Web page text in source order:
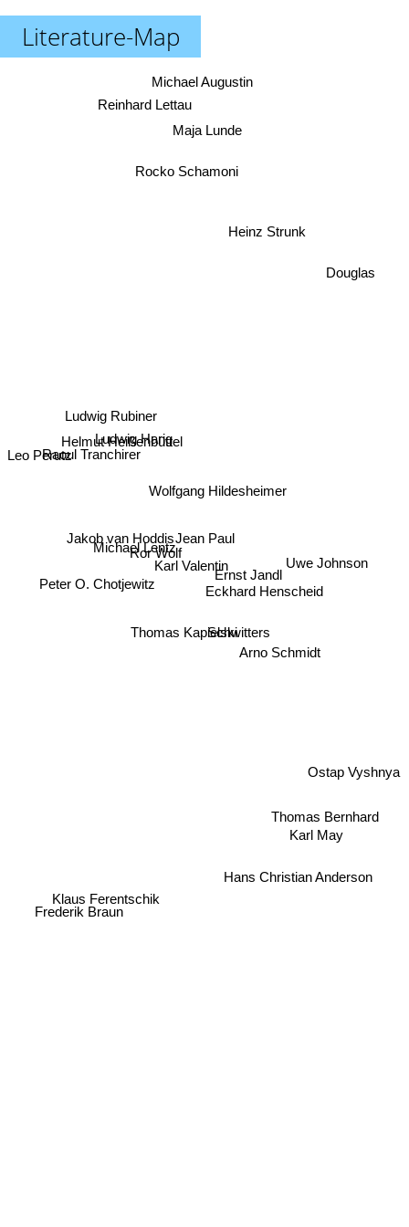
Literature-Map
Jean Paul
Karl Valentin
Schwitters
Ernst Jandl
Eckhard Henscheid
Thomas Kapielski
Ror Wolf
Arno Schmidt
Michael Lentz
Wolfgang Hildesheimer
Ludwig Harig
Jakob van Hoddis
Helmut Heißenbüttel
Karl May
Maja Lunde
Rocko Schamoni
Uwe Johnson
Peter O. Chotjewitz
Thomas Bernhard
Hans Christian Anderson
Reinhard Lettau
Michael Augustin
Raoul Tranchirer
Frederik Braun
Klaus Ferentschik
Ostap Vyshnya
Ludwig Rubiner
Douglas
Leo Perutz